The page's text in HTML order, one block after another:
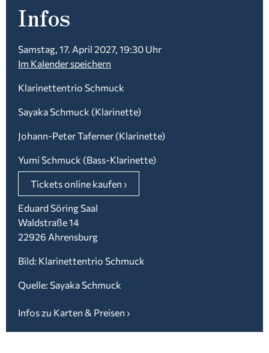
Infos
Samstag, 17. April 2027, 19:30 Uhr
Im Kalender speichern
Klarinettentrio Schmuck
Sayaka Schmuck (Klarinette)
Johann-Peter Taferner (Klarinette)
Yumi Schmuck (Bass-Klarinette)
Tickets online kaufen ›
Eduard Söring Saal
Waldstraße 14
22926 Ahrensburg
Bild: Klarinettentrio Schmuck
Quelle: Sayaka Schmuck
Infos zu Karten & Preisen ›